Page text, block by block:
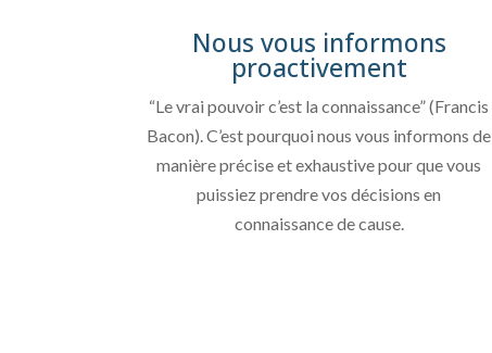
Nous vous informons
proactivement
“Le vrai pouvoir c’est la connaissance” (Francis
Bacon). C’est pourquoi nous vous informons de
manière précise et exhaustive pour que vous
puissiez prendre vos décisions en
connaissance de cause.